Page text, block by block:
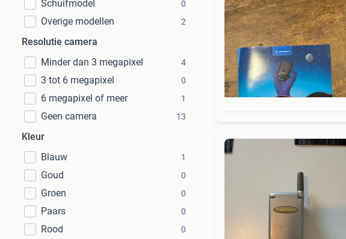
Schuifmodel 0
Overige modellen 2
Resolutie camera
Minder dan 3 megapixel
4
3 tot 6 megapixel 0
6 megapixel of meer 1
Geen camera 13
Kleur
Blauw
1
Goud 0
Groen 0
Paars 0
Rood 0